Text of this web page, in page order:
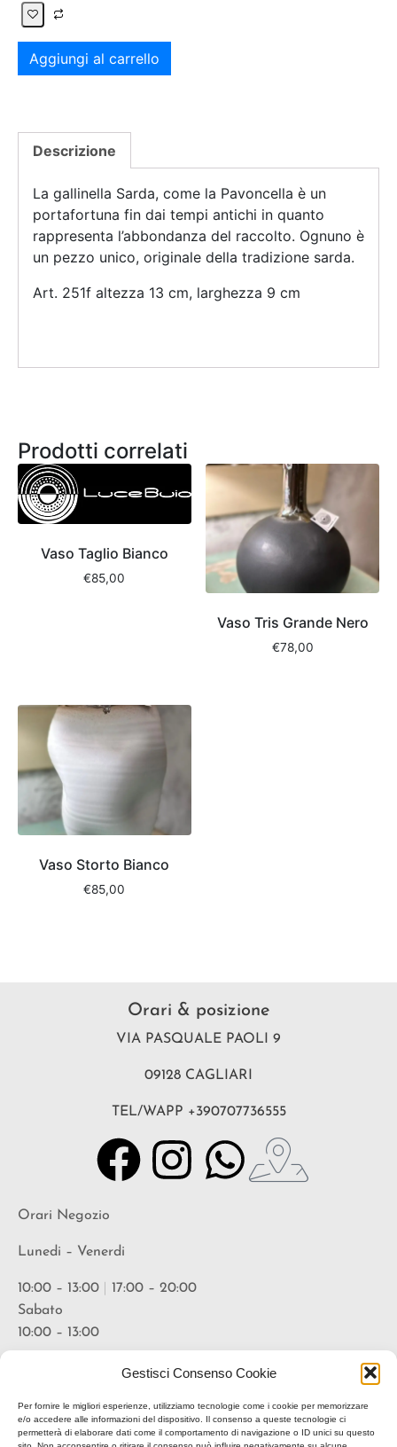
Gestisci Consenso Cookie
Per fornire le migliori esperienze, utilizziamo tecnologie come i cookie per memorizzare
e/o accedere alle informazioni del dispositivo. Il consenso a queste tecnologie ci
permetterà di elaborare dati come il comportamento di navigazione o ID unici su questo
Aggiungi al carrello
Descrizione
La gallinella Sarda, come la Pavoncella è un
portafortuna fin dai tempi antichi in quanto
rappresenta l’abbondanza del raccolto. Ognuno è
un pezzo unico, originale della tradizione sarda.
Art. 251f altezza 13 cm, larghezza 9 cm
Prodotti correlati
Vaso Taglio Bianco
€85,00
Vaso Tris Grande Nero
€78,00
Vaso Storto Bianco
€85,00
Orari & posizione
VIA PASQUALE PAOLI 9
09128 CAGLIARI
TEL/WAPP +390707736555
Orari Negozio
Lunedi – Venerdi
10:00 – 13:00
17:00 – 20:00
Sabato
10:00 – 13:00
Lunedi – Venerdi
18:00 – 20:30